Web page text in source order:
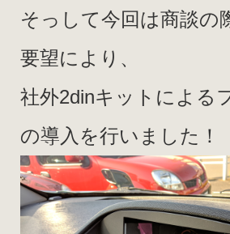
そっして今回は商談の
要望により、
社外2dinキットによる
の導入を行いました！